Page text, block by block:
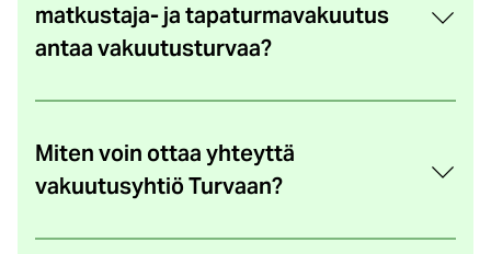
matkustaja- ja tapaturmavakuutus
antaa vakuutusturvaa?
Miten voin ottaa yhteyttä
vakuutusyhtiö Turvaan?